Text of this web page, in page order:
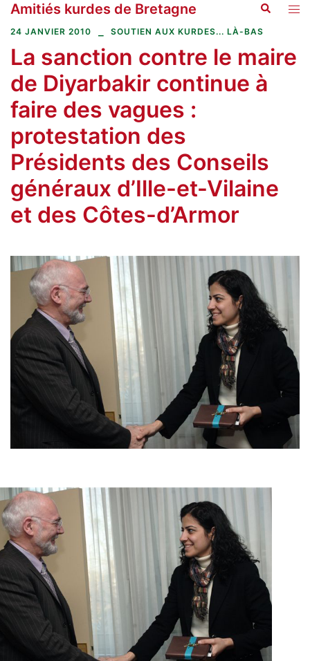
Aller
au
Amitiés kurdes de Bretagne
24 JANVIER 2010 SOUTIEN AUX KURDES... LÀ-BAS
La sanction contre le maire
de Diyarbakir continue à
faire des vagues :
protestation des
Présidents des Conseils
généraux d’Ille-et-Vilaine
et des Côtes-d’Armor